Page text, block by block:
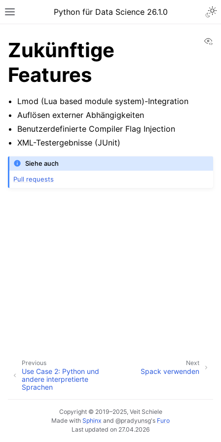
Python für Data Science 26.1.0
Zukünftige
Features
Lmod (Lua based module system)-Integration
Auflösen externer Abhängigkeiten
Benutzerdefinierte Compiler Flag Injection
XML-Testergebnisse (JUnit)
Siehe auch
Pull requests
Next
Spack verwenden
Previous
Use Case 2: Python und
andere interpretierte
Sprachen
Copyright © 2019–2025, Veit Schiele
Made with Sphinx and @pradyunsg's Furo
Last updated on 27.04.2026